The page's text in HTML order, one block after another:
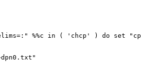
%%c in ( 'chcp' ) do set